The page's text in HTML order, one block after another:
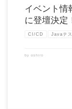
イベント情
に登壇決定
CI/CD Javaテス
by oshiro